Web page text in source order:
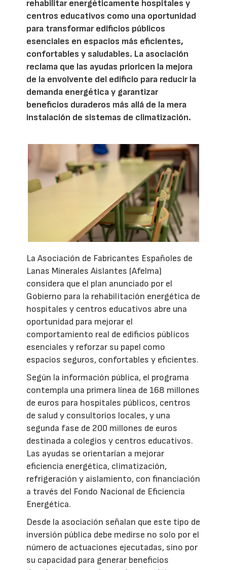
rehabilitar energéticamente hospitales y
centros educativos como una oportunidad
para transformar edificios públicos
esenciales en espacios más eficientes,
confortables y saludables. La asociación
reclama que las ayudas prioricen la mejora
de la envolvente del edificio para reducir la
demanda energética y garantizar
beneficios duraderos más allá de la mera
instalación de sistemas de climatización.
La Asociación de Fabricantes Españoles de
Lanas Minerales Aislantes (Afelma)
considera que el plan anunciado por el
Gobierno para la rehabilitación energética de
hospitales y centros educativos abre una
oportunidad para mejorar el
comportamiento real de edificios públicos
esenciales y reforzar su papel como
espacios seguros, confortables y eficientes.
Según la información pública, el programa
contempla una primera línea de 168 millones
de euros para hospitales públicos, centros
de salud y consultorios locales, y una
segunda fase de 200 millones de euros
destinada a colegios y centros educativos.
Las ayudas se orientarían a mejorar
eficiencia energética, climatización,
refrigeración y aislamiento, con financiación
a través del Fondo Nacional de Eficiencia
Energética.
Desde la asociación señalan que este tipo de
inversión pública debe medirse no solo por el
número de actuaciones ejecutadas, sino por
su capacidad para generar beneficios